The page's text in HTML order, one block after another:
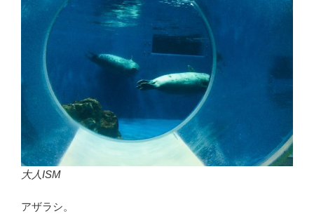
大人ISM
アザラシ。